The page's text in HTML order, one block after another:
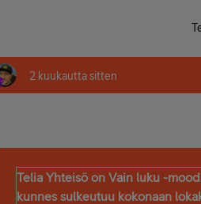
2 kuukautta sitten
Telia Yhteisö on Vain luku -
kunnes sulkeutuu kokonaan